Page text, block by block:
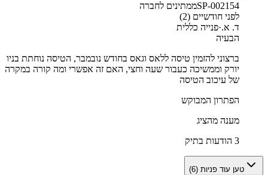
SP-002154ממתינים לחברה
לפני חודשיים (2)
ד. א.·פנייה כללית
הבעיה
ברצוני להזמין טיסה ללאס וגאס בחודש נובמבר, הטיסה נוחתת בניו
יורק וממשיכה כעבור שעה וחצי, האם זה אפשרי ומה קורה במקרה
של עיכוב הטיסה
הפתרון המבוקש
מענה מהציג
3 הודעות בתיק
טען עוד פניות (6
)